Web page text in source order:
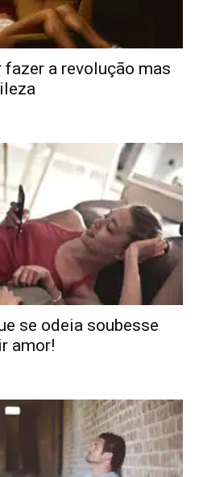
fazer a revolução mas
se odeia soubesse
amor!